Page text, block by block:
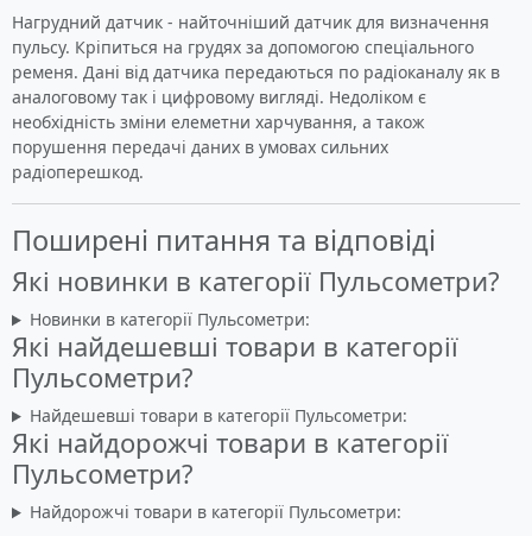
Нагрудний датчик - найточніший датчик для визначення
пульсу. Кріпиться на грудях за допомогою спеціального
ременя. Дані від датчика передаються по радіоканалу як в
аналоговому так і цифровому вигляді. Недоліком є
необхідність зміни елеметни харчування, а також
порушення передачі даних в умовах сильних
радіоперешкод.
Поширені питання та відповіді
Які новинки в категорії Пульсометри?
Новинки в категорії Пульсометри:
Які найдешевші товари в категорії
Пульсометри?
Найдешевші товари в категорії Пульсометри:
Які найдорожчі товари в категорії
Пульсометри?
Найдорожчі товари в категорії Пульсометри: